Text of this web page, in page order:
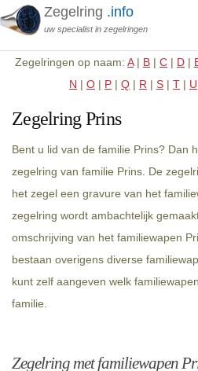
Zegelring .info
uw specialist in zegelringen
Zegelringen op naam: A| B | C | D |
N | O | P | Q | R | S | T | U
Zegelring Prins
Bent u lid van de familie Prins? Dan
zegelring van familie Prins. De
het zegel een gravure van het
zegelring wordt ambachtelijk
omschrijving van het familiewapen
bestaan overigens diverse
kunt zelf aangeven welk
familie.
Zegelring met familiewapen